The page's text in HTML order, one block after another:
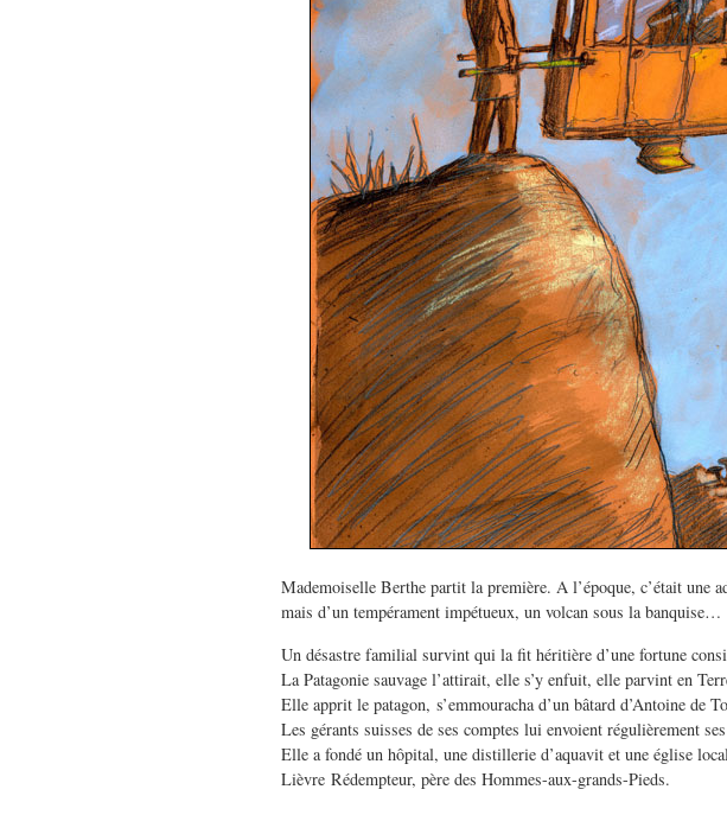
Mademoiselle Berthe partit la première. A l’époque, c’était une
mais d’un tempérament impétueux, un volcan sous la banquise…
Un désastre familial survint qui la fit héritière d’une fortune
La Patagonie sauvage l’attirait, elle s’y enfuit, elle parvint en
Elle apprit le patagon, s’emmouracha d’un bâtard d’Antoine de
Les gérants suisses de ses comptes lui envoient régulièrement
Elle a fondé un hôpital, une distillerie d’aquavit et une église
Lièvre Rédempteur, père des Hommes-aux-grands-Pieds.